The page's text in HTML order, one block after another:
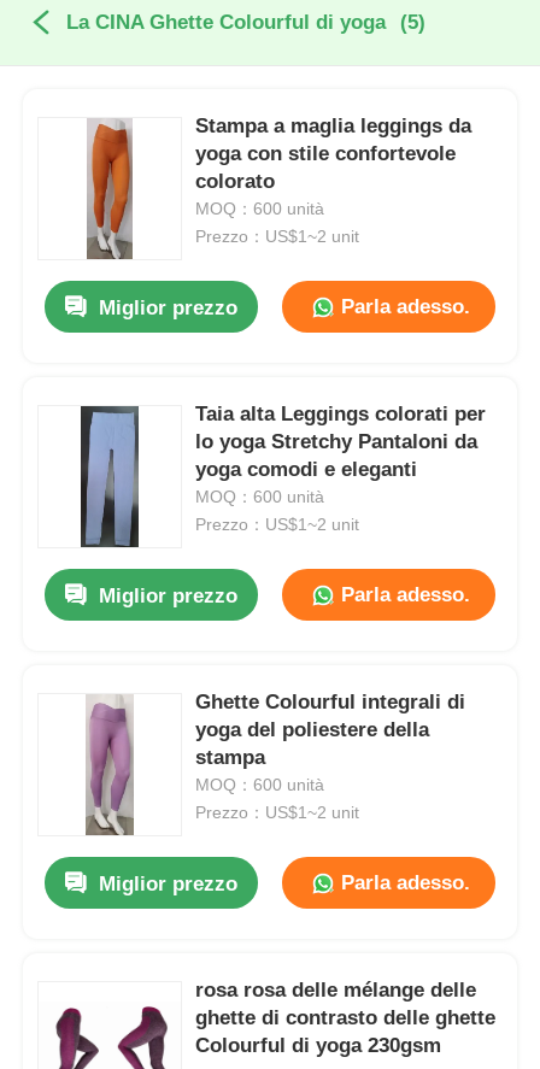
La CINA Ghette Colourful di yoga (5)
Stampa a maglia leggings da
yoga con stile confortevole
colorato
MOQ：600 unità
Prezzo：US$1~2 unit
Miglior prezzo Parla adesso.
Taia alta Leggings colorati per
lo yoga Stretchy Pantaloni da
yoga comodi e eleganti
MOQ：600 unità
Prezzo：US$1~2 unit
Miglior prezzo Parla adesso.
Ghette Colourful integrali di
yoga del poliestere della
stampa
MOQ：600 unità
Prezzo：US$1~2 unit
Miglior prezzo Parla adesso.
rosa rosa delle mélange delle
ghette di contrasto delle ghette
Colourful di yoga 230gsm